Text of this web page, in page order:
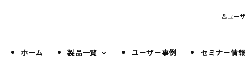
person_outline ユー
ホーム 製品一覧 ユーザー事例 セミナー情報